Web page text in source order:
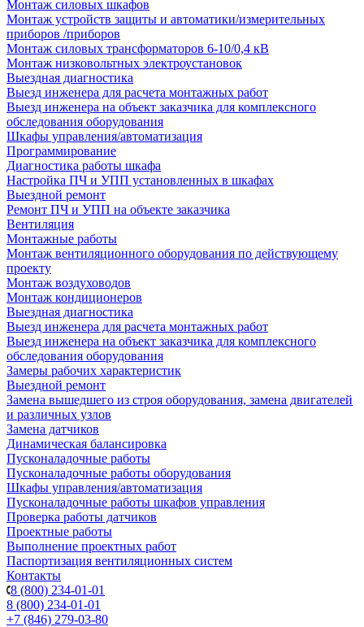
Монтаж силовых шкафов
Монтаж устройств защиты и автоматики/измерительных
приборов /приборов
Монтаж силовых трансформаторов 6-10/0,4 кВ
Монтаж низковольтных электроустановок
Выездная диагностика
Выезд инженера для расчета монтажных работ
Выезд инженера на объект заказчика для комплексного
обследования оборудования
Шкафы управления/автоматизация
Программирование
Диагностика работы шкафа
Настройка ПЧ и УПП установленных в шкафах
Выездной ремонт
Ремонт ПЧ и УПП на объекте заказчика
Вентиляция
Монтажные работы
Монтаж вентиляционного оборудования по действующему
проекту
Монтаж воздуховодов
Монтаж кондиционеров
Выездная диагностика
Выезд инженера для расчета монтажных работ
Выезд инженера на объект заказчика для комплексного
обследования оборудования
Замеры рабочих характеристик
Выездной ремонт
Замена вышедшего из строя оборудования, замена двигателей
и различных узлов
Замена датчиков
Динамическая балансировка
Пусконаладочные работы
Пусконаладочные работы оборудования
Шкафы управления/автоматизация
Пусконаладочные работы шкафов управления
Проверка работы датчиков
Проектные работы
Выполнение проектных работ
Паспортизация вентиляционных систем
Контакты
8 (800) 234-01-01
8 (800) 234-01-01
+7 (846) 279-03-80